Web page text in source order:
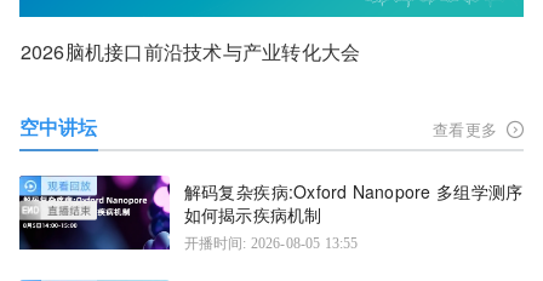
2026脑机接口前沿技术与产业转化大会
空中讲坛 查看更多
解码复杂疾病:Oxford Nanopore 多组学测序
如何揭示疾病机制
开播时间: 2026-08-05 13:55